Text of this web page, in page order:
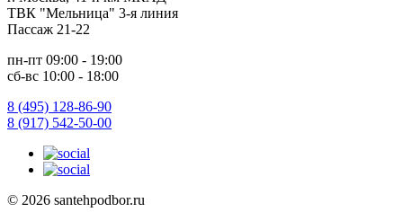
ТВК "Мельница" 3-я линия
Пассаж 21-22
пн-пт 09:00 - 19:00
сб-вс 10:00 - 18:00
8 (495) 128-86-90
8 (917) 542-50-00
© 2026 santehpodbor.ru